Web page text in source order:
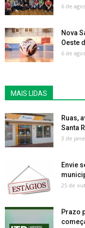
6 de
Nova
Oeste
6 de
MAIS LIDAS
Ruas,
Santa
3 de
Envie
25 de
Prazo